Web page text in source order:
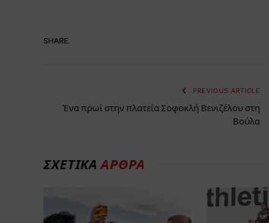
SHARE.
PREVIOUS ARTICLE
Ένα πρωί στην πλατεία Σοφοκλή Βενιζέλου στη
Βούλα
ΣΧΕΤΙΚΑΑΡΘΡΑ